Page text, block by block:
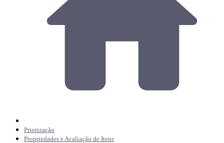
Priorização
Propriedades e Avaliação de Itens